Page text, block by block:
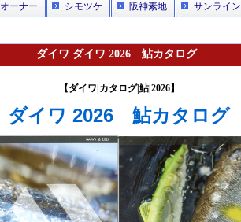
オーナー シモツケ 阪神素地 サンライン
ダイワ ダイワ 2026 鮎カタログ
【ダイワ|カタログ|鮎|2026】
ダイワ 2026 鮎カタログ